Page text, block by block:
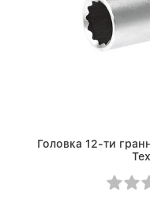
Головка 12-ти